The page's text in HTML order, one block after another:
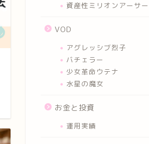
資産性ミリオンアーサー
VOD
アグレッシブ烈子
バチェラー
少女革命ウテナ
水星の魔女
お金と投資
運用実績